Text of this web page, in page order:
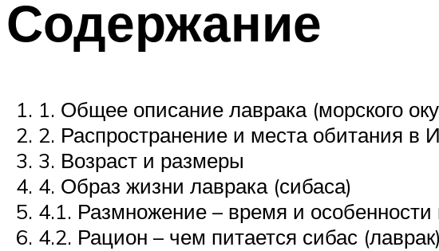
Содержание
1. Общее описание лаврака (морского
2. Распространение и места обитания в
3. Возраст и размеры
4. Образ жизни лаврака (сибаса)
4.1. Размножение – время и особенности
4.2. Рацион – чем питается сибас (лаврак)